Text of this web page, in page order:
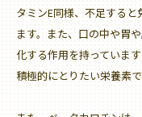
タミンE同様、不足する
ます。また、口の中や胃
化する作用を持っていま
積極的にとりたい栄養素で